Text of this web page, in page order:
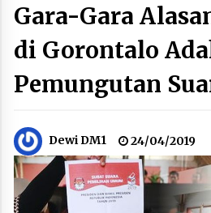
Gara-Gara
di Gorontalo
Pemungutan
Dewi DM1 24/04/2019